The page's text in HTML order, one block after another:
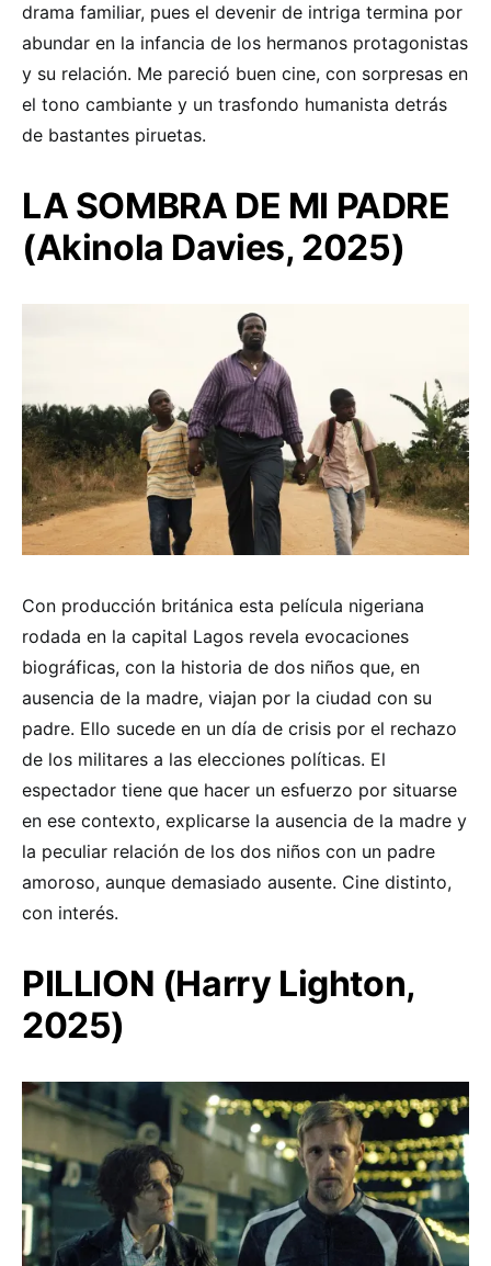
drama familiar, pues el devenir de intriga termina por
abundar en la infancia de los hermanos protagonistas
y su relación. Me pareció buen cine, con sorpresas en
el tono cambiante y un trasfondo humanista detrás
de bastantes piruetas.
LA SOMBRA DE MI PADRE
(Akinola Davies, 2025)
Con producción británica esta película nigeriana
rodada en la capital Lagos revela evocaciones
biográficas, con la historia de dos niños que, en
ausencia de la madre, viajan por la ciudad con su
padre. Ello sucede en un día de crisis por el rechazo
de los militares a las elecciones políticas. El
espectador tiene que hacer un esfuerzo por situarse
en ese contexto, explicarse la ausencia de la madre y
la peculiar relación de los dos niños con un padre
amoroso, aunque demasiado ausente. Cine distinto,
con interés.
PILLION (Harry Lighton,
2025)